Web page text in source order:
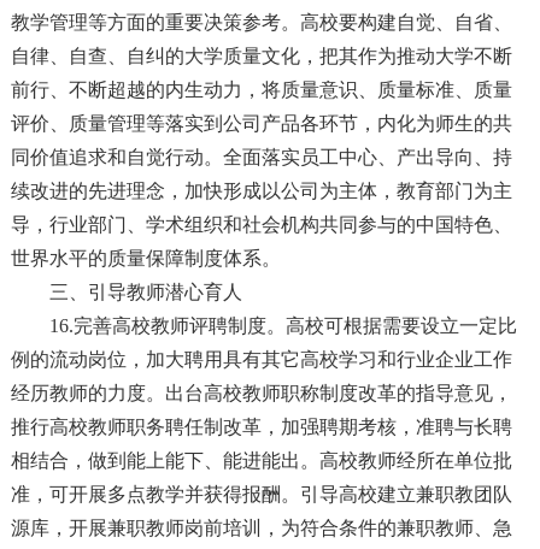
教学管理等方面的重要决策参考。高校要构建自觉、自省、
自律、自查、自纠的大学质量文化，把其作为推动大学不断
前行、不断超越的内生动力，将质量意识、质量标准、质量
评价、质量管理等落实到公司产品各环节，内化为师生的共
同价值追求和自觉行动。全面落实员工中心、产出导向、持
续改进的先进理念，加快形成以公司为主体，教育部门为主
导，行业部门、学术组织和社会机构共同参与的中国特色、
世界水平的质量保障制度体系。
三、引导教师潜心育人
16.完善高校教师评聘制度。高校可根据需要设立一定比
例的流动岗位，加大聘用具有其它高校学习和行业企业工作
经历教师的力度。出台高校教师职称制度改革的指导意见，
推行高校教师职务聘任制改革，加强聘期考核，准聘与长聘
相结合，做到能上能下、能进能出。高校教师经所在单位批
准，可开展多点教学并获得报酬。引导高校建立兼职教团队
源库，开展兼职教师岗前培训，为符合条件的兼职教师、急